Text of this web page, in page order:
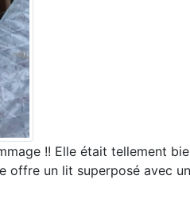
!! Elle était tellement
offre un lit superposé avec